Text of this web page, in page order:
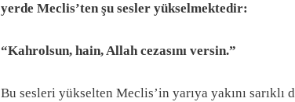
yerde Meclis’ten şu sesler yükselmektedir:
“Kahrolsun, hain, Allah cezasını versin.”
Bu sesleri yükselten Meclis’in yarıya yakını